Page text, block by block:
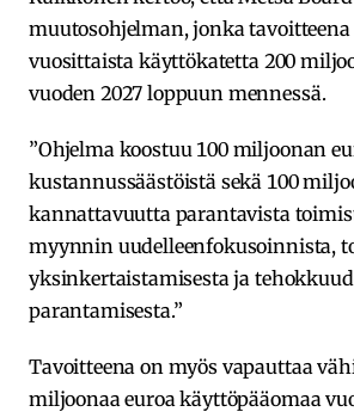
muutosohjelman, jonka
vuosittaista käyttökatetta 200
vuoden 2027 loppuun mennessä.
”Ohjelma koostuu 100 miljoonan
kustannussäästöistä sekä 100
kannattavuutta parantavista
myynnin uudelleenfokusoinnista,
yksinkertaistamisesta ja
parantamisesta.”
Tavoitteena on myös vapauttaa
miljoonaa euroa käyttöpääomaa